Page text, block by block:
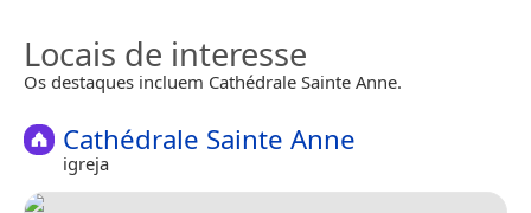
Locais de interesse
Os destaques incluem Cathédrale Sainte Anne.
Cathédrale Sainte Anne
igreja